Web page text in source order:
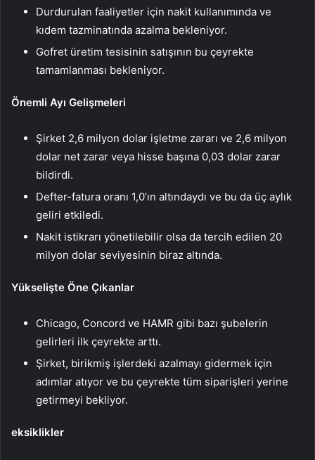
Durdurulan faaliyetler için nakit kullanımında ve
kıdem tazminatında azalma bekleniyor.
Gofret üretim tesisinin satışının bu çeyrekte
tamamlanması bekleniyor.
Önemli Ayı Gelişmeleri
Şirket 2,6 milyon dolar işletme zararı ve 2,6 milyon
dolar net zarar veya hisse başına 0,03 dolar zarar
bildirdi.
Defter-fatura oranı 1,0’ın altındaydı ve bu da üç aylık
geliri etkiledi.
Nakit istikrarı yönetilebilir olsa da tercih edilen 20
milyon dolar seviyesinin biraz altında.
Yükselişte Öne Çıkanlar
Chicago, Concord ve HAMR gibi bazı şubelerin
gelirleri ilk çeyrekte arttı.
Şirket, birikmiş işlerdeki azalmayı gidermek için
adımlar atıyor ve bu çeyrekte tüm siparişleri yerine
getirmeyi bekliyor.
eksiklikler